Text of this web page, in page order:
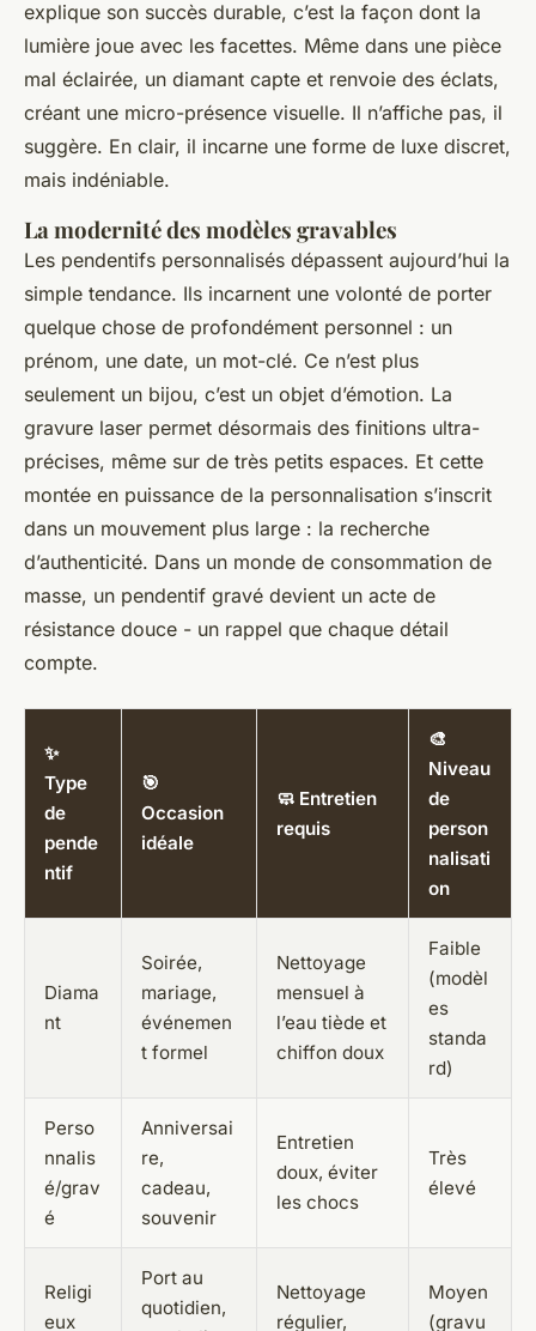
explique son succès durable, c’est la façon dont la
lumière joue avec les facettes. Même dans une pièce
mal éclairée, un diamant capte et renvoie des éclats,
créant une micro-présence visuelle. Il n’affiche pas, il
suggère. En clair, il incarne une forme de luxe discret,
mais indéniable.
La modernité des modèles gravables
Les pendentifs personnalisés dépassent aujourd’hui la
simple tendance. Ils incarnent une volonté de porter
quelque chose de profondément personnel : un
prénom, une date, un mot-clé. Ce n’est plus
seulement un bijou, c’est un objet d’émotion. La
gravure laser permet désormais des finitions ultra-
précises, même sur de très petits espaces. Et cette
montée en puissance de la personnalisation s’inscrit
dans un mouvement plus large : la recherche
d’authenticité. Dans un monde de consommation de
masse, un pendentif gravé devient un acte de
résistance douce - un rappel que chaque détail
compte.
✨
Type
de
pende
ntif
🎯
Occasion
idéale
🧼 Entretien
requis
🎨
Niveau
de
person
nalisati
on
Diama
nt
Soirée,
mariage,
événemen
t formel
Nettoyage
mensuel à
l’eau tiède et
chiffon doux
Faible
(modèl
es
standa
rd)
Perso
nnalis
é/grav
é
Anniversai
re,
cadeau,
souvenir
Entretien
doux, éviter
les chocs
Très
élevé
Religi
eux
Port au
quotidien,
Nettoyage
régulier,
Moyen
(gravu